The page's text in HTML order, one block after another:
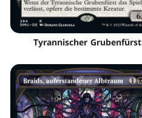
Tyrannischer Grubenfürst